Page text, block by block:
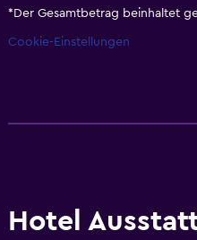
* Der Gesamtbetrag beinhaltet
Cookie-Einstellungen
Hotel